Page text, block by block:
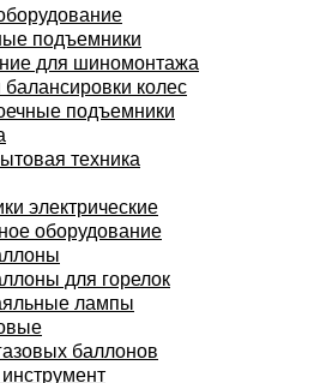
подъемники
для шиномонтажа
колес
подъемники
техника
электрические
оборудование
для горелок
лампы
баллонов